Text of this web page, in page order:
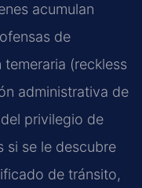
acumulan
de
(reckless
administrativa de
privilegio de
si se le descubre
de tránsito,